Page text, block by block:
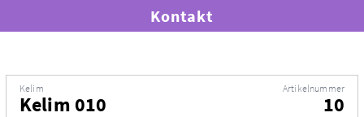
Kontakt
Kelim Artikelnummer
Kelim 010 10